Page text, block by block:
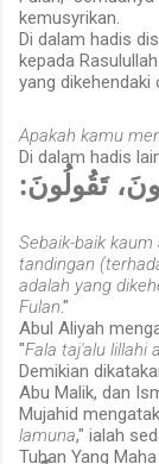
kemusyrikan.
Di dalam hadis
kepada
yang dikehendaki
Apakah kamu
Di dalam hadis
تَقُولُونَ:
Sebaik-baik
tandingan
adalah yang
Fulan."
Abul Aliyah
"Fala taj'alu lillahi
Demikian
Abu Malik, dan
Mujahid
lamuna," ialah
Tuhan Yang